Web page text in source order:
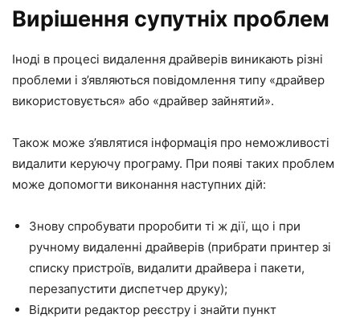
Вирішення супутніх проблем
Іноді в процесі видалення драйверів виникають різні
проблеми і з’являються повідомлення типу «драйвер
використовується» або «драйвер зайнятий».
Також може з’являтися інформація про неможливості
видалити керуючу програму. При появі таких проблем
може допомогти виконання наступних дій:
Знову спробувати проробити ті ж дії, що і при
ручному видаленні драйверів (прибрати принтер зі
списку пристроїв, видалити драйвера і пакети,
перезапустити диспетчер друку);
Відкрити редактор реєстру і знайти пункт